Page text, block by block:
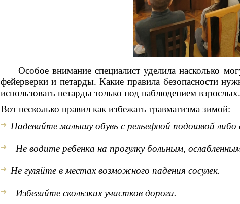
Особое внимание специалист уделила насколько
фейерверки и петарды. Какие правила безопасности
использовать петарды только под наблюдением взрослых.
Вот несколько правил как избежать травматизма зимой:
Надевайте малышу обувь с рельефной подошвой либо
Не водите ребенка на прогулку больным,
Не гуляйте в местах возможного падения сосулек.
Избегайте скользких участков дороги.